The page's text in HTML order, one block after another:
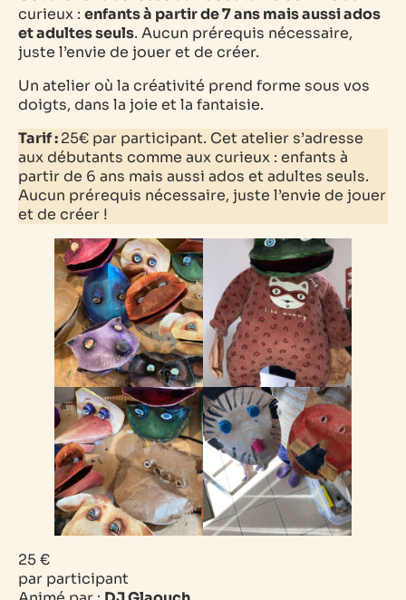
curieux : enfants à partir de 7 ans mais aussi ados
et adultes seuls. Aucun prérequis nécessaire,
juste l’envie de jouer et de créer.
Un atelier où la créativité prend forme sous vos
doigts, dans la joie et la fantaisie.
Tarif :25€ par participant. Cet atelier s’adresse
aux débutants comme aux curieux : enfants à
partir de 6 ans mais aussi ados et adultes seuls.
Aucun prérequis nécessaire, juste l’envie de jouer
et de créer !
25 €
par participant